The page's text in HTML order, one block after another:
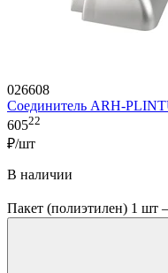
026608
Соединитель ARH-
60522
₽/шт
В наличии
Пакет (полиэтилен) 1 шт